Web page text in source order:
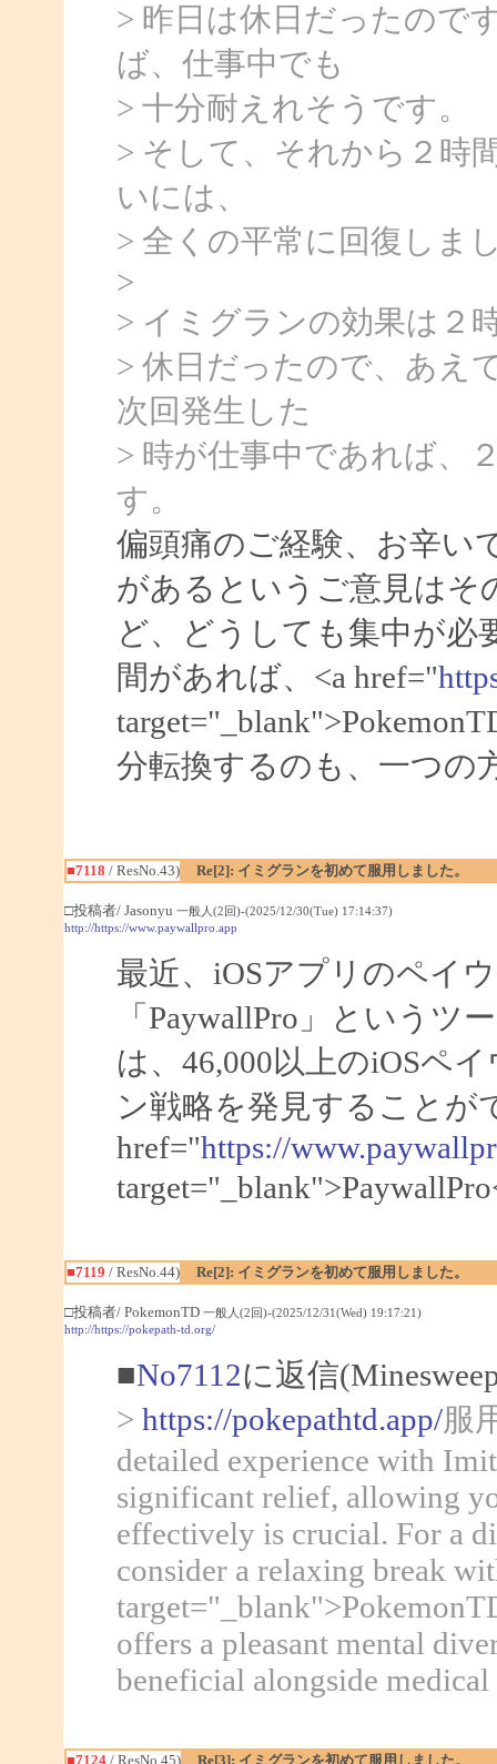
> 昨日は休日だったので
ば、仕事中でも
> 十分耐えれそうです。
> そして、それから２時
いには、
> 全くの平常に回復しま
>
> イミグランの効果は２
> 休日だったので、あえ
次回発生した
> 時が仕事中であれば、
す。
偏頭痛のご経験、お辛い
があるというご意見はそ
ど、どうしても集中が必
間があれば、<a href="
分転換するのも、一つの
■7118 / ResNo.43) Re[2]: イミグランを初めて服用しました。
□投稿者/ Jasonyu 一般人(2回)-(2025/12/30(Tue) 17:14:37)
http://https://www.paywallpro.app
最近、iOSアプリのペイ
「PaywallPro」という
は、46,000以上のiOSペ
ン戦略を発見することが
href="https://
■7119 / ResNo.44) Re[2]: イミグランを初めて服用しました。
□投稿者/ PokemonTD 一般人(2回)-(2025/12/31(Wed) 19:17:21)
http://https://pokepath-td.org/
■No7112に返信
> https://pokepathtd.app/服
detailed experience with
significant relief, allowing
effectively is crucial. For a
consider a relaxing break
offers a pleasant mental
beneficial alongside medical
■7124/ ResNo.45) Re[3]: イミグランを初めて服用しました。